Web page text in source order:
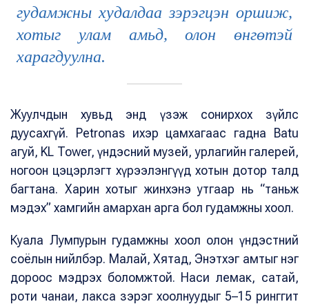
гудамжны худалдаа зэрэгцэн оршиж,
хотыг улам амьд, олон өнгөтэй
харагдуулна.
Жуулчдын хувьд энд үзэж сонирхох зүйлс
дуусахгүй. Petronas ихэр цамхагаас гадна Batu
агуй, KL Tower, үндэсний музей, урлагийн галерей,
ногоон цэцэрлэгт хүрээлэнгүүд хотын дотор талд
багтана. Харин хотыг жинхэнэ утгаар нь “таньж
мэдэх” хамгийн амархан арга бол гудамжны хоол.
Куала Лумпурын гудамжны хоол олон үндэстний
соёлын нийлбэр. Малай, Хятад, Энэтхэг амтыг нэг
дороос мэдрэх боломжтой. Наси лемак, сатай,
роти чанаи, лакса зэрэг хоолнуудыг 5–15 ринггит